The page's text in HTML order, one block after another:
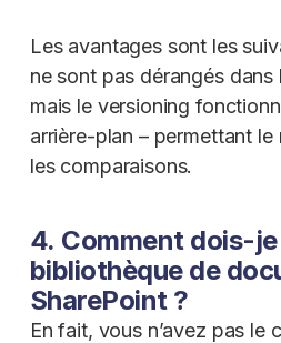
Les avantages sont les
ne sont pas dérangés
mais le versioning
arrière-plan – permettant le
les comparaisons.
4. Comment dois-
bibliothèque de
SharePoint ?
En fait, vous n’avez pas le